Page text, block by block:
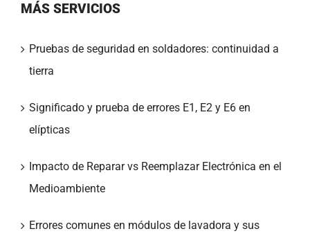
MÁS SERVICIOS
Pruebas de seguridad en soldadores: continuidad a
tierra
Significado y prueba de errores E1, E2 y E6 en
elípticas
Impacto de Reparar vs Reemplazar Electrónica en el
Medioambiente
Errores comunes en módulos de lavadora y sus